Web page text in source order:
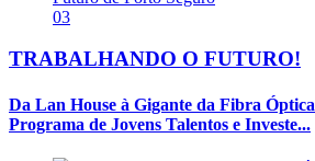
03
TRABALHANDO O FUTURO!
Da Lan House à Gigante da Fibra
Programa de Jovens Talentos e Investe...